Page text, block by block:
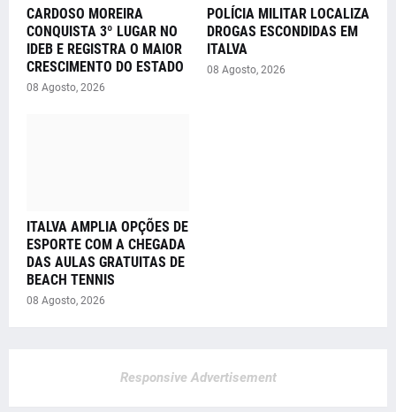
CARDOSO MOREIRA
CONQUISTA 3º LUGAR NO
IDEB E REGISTRA O MAIOR
CRESCIMENTO DO ESTADO
08 Agosto, 2026
POLÍCIA MILITAR LOCALIZA
DROGAS ESCONDIDAS EM
ITALVA
08 Agosto, 2026
ITALVA AMPLIA OPÇÕES DE
ESPORTE COM A CHEGADA
DAS AULAS GRATUITAS DE
BEACH TENNIS
08 Agosto, 2026
Responsive Advertisement